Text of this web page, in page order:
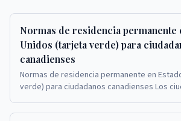
Normas de residencia permanente
Unidos (tarjeta verde) para
canadienses
Normas de residencia permanente en
verde) para ciudadanos canadienses Los